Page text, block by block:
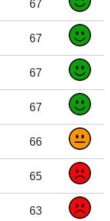
67
67
67
67
66
65
63